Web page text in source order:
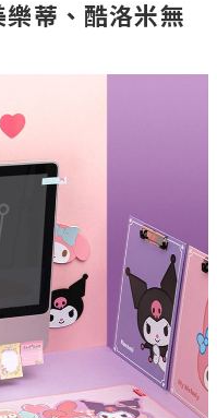
蒂、酷洛米無